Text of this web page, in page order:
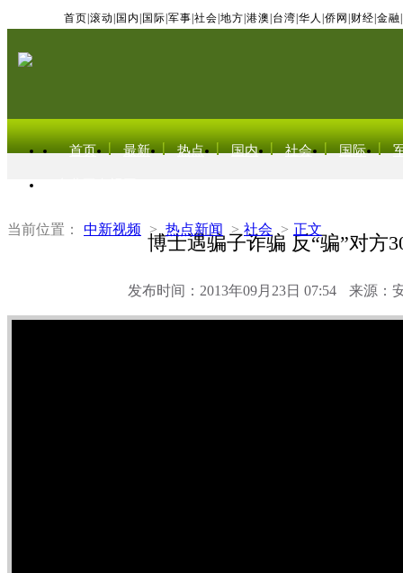
首页 滚动 国内 国际 军事 社会 地方 港澳 台湾 华人 侨网 财经 金融
首页 最新 热点 国内 社会 国际
当前位置： 中新视频 > 热点新闻 > 社会 > 正文
博士遇骗子诈骗 反“骗”对方
发布时间：2013年09月23日 07:54 来源：